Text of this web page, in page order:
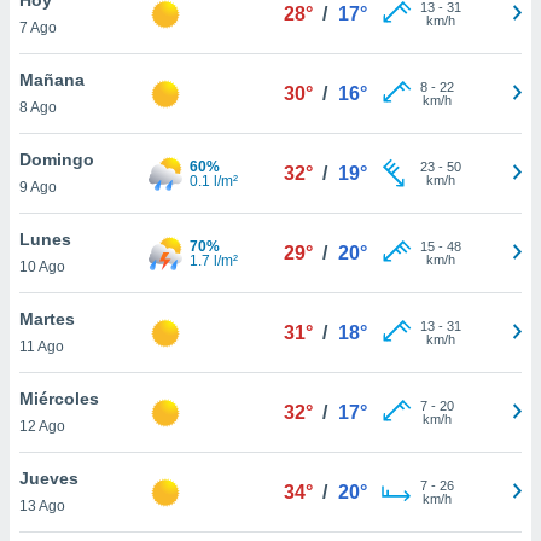
en
más
nuestra
de
cookies
aceptar
7 Ago
28° / 17° 13- 31
km/h
Mañana
8 Ago
30° / 16° 8- 22
km/h
Domingo
9 Ago
60%
0.1 l/m²
32° / 19° 23- 50
km/h
Lunes
10 Ago
70%
1.7 l/m²
29° / 20° 15- 48
km/h
Martes
11 Ago
31° / 18° 13- 31
km/h
Miércoles
12 Ago
32° / 17° 7- 20
km/h
Jueves
13 Ago
34° / 20° 7- 26
km/h